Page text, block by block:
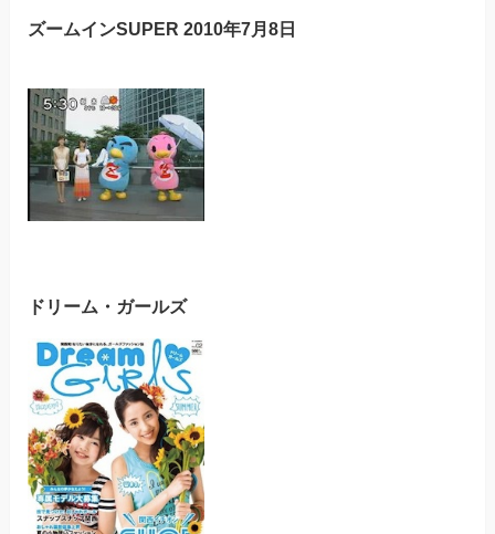
ズームインSUPER 2010年7月8日
ドリーム・ガールズ